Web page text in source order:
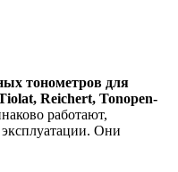
тонометров для
Reichert, Tonopen-
работают,
Они